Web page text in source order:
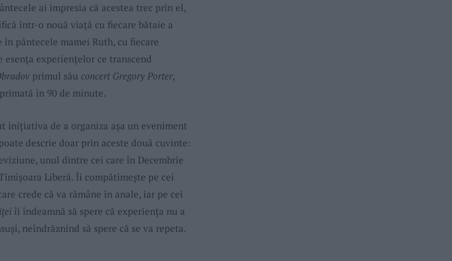
ai impresia că acestea trec prin el,
într-o nouă viață cu fiecare bătaie a
pântecele mamei Ruth, cu fiecare
experiențelor ce transcend
primul său concert Gregory Porter,
în 90 de minute.
inițiativa de a organiza așa un eveniment
descrie doar prin aceste două cuvinte:
unul dintre cei care în Decembrie
Liberă. Îi compătimeşte pe cei
crede că va rămâne în anale, iar pe cei
îi îndeamnă să spere că experienţa nu a
neîndrăznind să spere că se va repeta.